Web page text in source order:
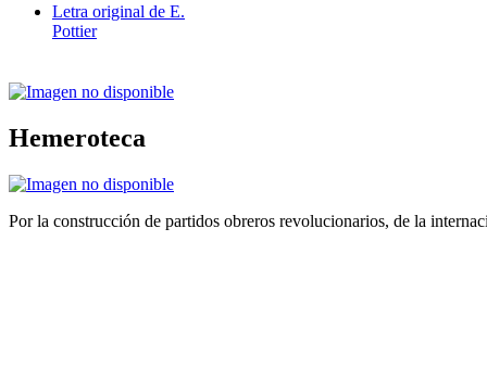
Letra original de E.
Pottier
Hemeroteca
Por la construcción de partidos obreros revolucionarios, de la